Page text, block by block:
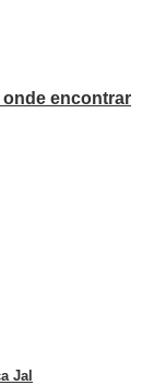
onde encontrar
Jal